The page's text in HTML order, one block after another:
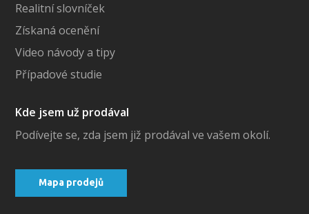
Realitní slovníček
Získaná ocenění
Video návody a tipy
Případové studie
Kde jsem už prodával
Podívejte se, zda jsem již prodával ve vašem okolí.
Mapa prodejů